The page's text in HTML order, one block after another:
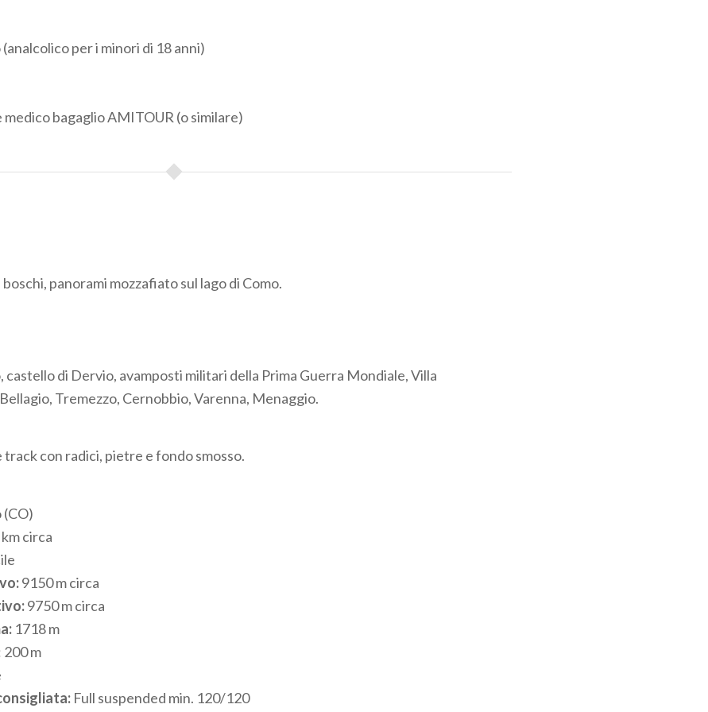
per i minori di 18 anni)
bagaglio AMITOUR (o similare)
boschi, panorami mozzafiato sul lago di Como.
castello di Dervio, avamposti militari della Prima Guerra Mondiale, Villa
Tremezzo, Cernobbio, Varenna, Menaggio.
track con radici, pietre e fondo smosso.
(CO)
circa
9150 m circa
9750 m circa
1718 m
200 m
Full suspended min. 120/120